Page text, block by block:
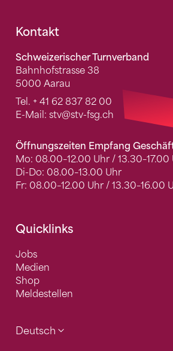
Fusszeile
Kontakt
Schweizerischer Turnverband
Bahnhofstrasse 38
5000 Aarau
Tel. + 41 62 837 82 00
E-Mail: stv@stv-fsg.ch
Öffnungszeiten Empfang
Mo: 08.00–12.00 Uhr / 13.30–17.00
Di-Do: 08.00–13.00 Uhr
Fr: 08.00–12.00 Uhr / 13.30–16.00
Quicklinks
Jobs
Medien
Shop
Meldestellen
Deutsch